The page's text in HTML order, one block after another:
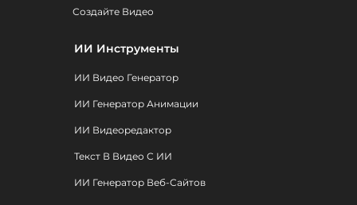
Создайте Видео
ИИ Инструменты
ИИ Видео Генератор
ИИ Генератор Анимации
ИИ Видеоредактор
Текст В Видео С ИИ
ИИ Генератор Веб-Сайтов